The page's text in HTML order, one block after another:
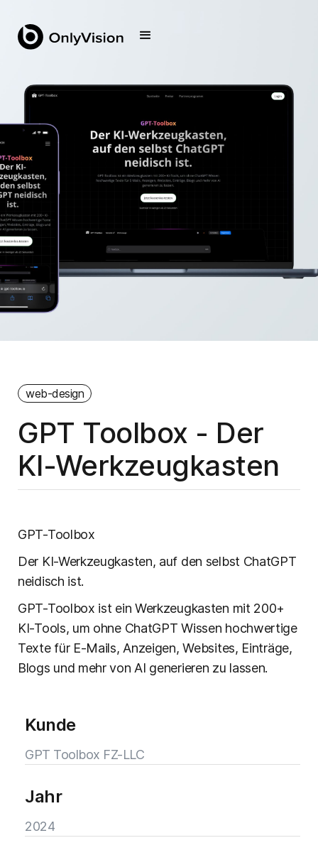
Kunde
GPT Toolbox FZ-LLC
Jahr
2024
web-design
GPT Toolbox - Der
KI-Werkzeugkasten
GPT-Toolbox
Der KI-Werkzeugkasten, auf den selbst ChatGPT
neidisch ist.
GPT-Toolbox ist ein Werkzeugkasten mit 200+
KI-Tools, um ohne ChatGPT Wissen hochwertige
Texte für E-Mails, Anzeigen, Websites, Einträge,
Blogs und mehr von AI generieren zu lassen.